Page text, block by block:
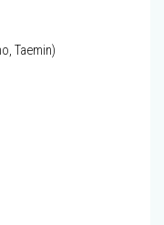
Taemin)